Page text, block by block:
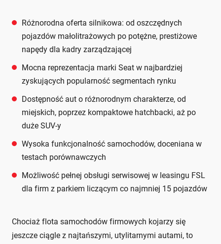
Różnorodna oferta silnikowa: od oszczędnych
pojazdów małolitrażowych po potężne, prestiżowe
napędy dla kadry zarządzającej
Mocna reprezentacja marki Seat w najbardziej
zyskujących popularność segmentach rynku
Dostępność aut o różnorodnym charakterze, od
miejskich, poprzez kompaktowe hatchbacki, aż po
duże SUV-y
Wysoka funkcjonalność samochodów, doceniana w
testach porównawczych
Możliwość pełnej obsługi serwisowej w leasingu FSL
dla firm z parkiem liczącym co najmniej 15 pojazdów
Chociaż flota samochodów firmowych kojarzy się
jeszcze ciągle z najtańszymi, utylitarnymi autami, to